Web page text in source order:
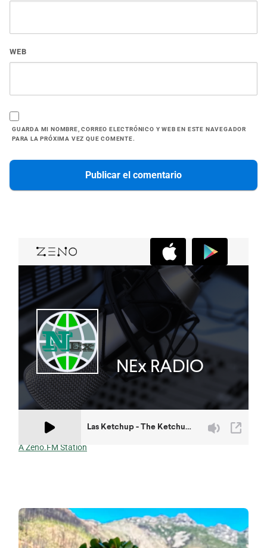
WEB
GUARDA MI NOMBRE, CORREO ELECTRÓNICO Y WEB EN ESTE NAVEGADOR
PARA LA PRÓXIMA VEZ QUE COMENTE.
A Zeno.FM Station